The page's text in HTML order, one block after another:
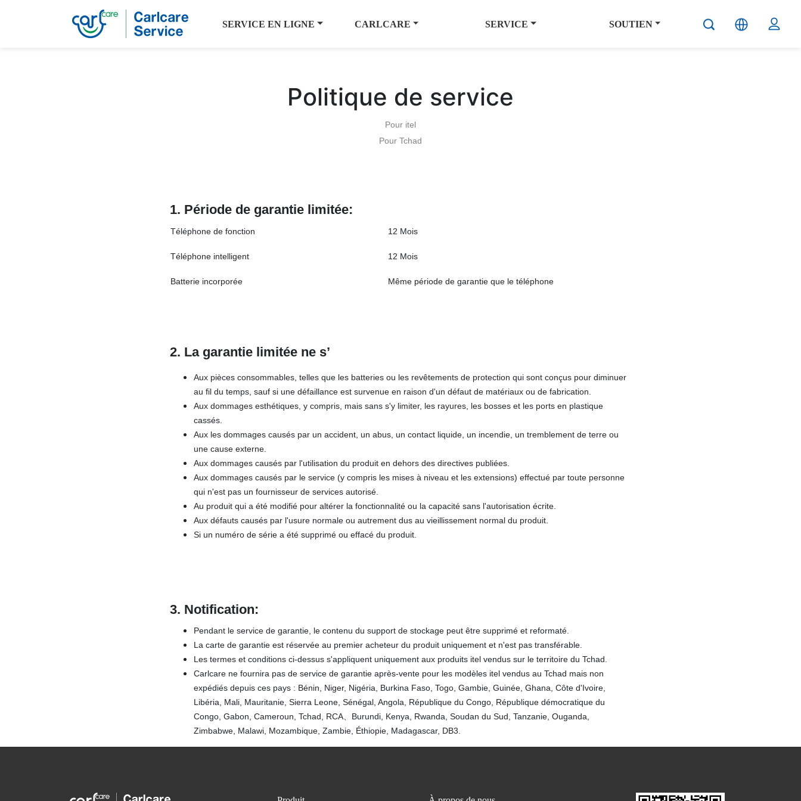
SERVICE EN LIGNE CARLCARE SERVICE SOUTIEN
Politique de service
Pour itel
Pour Tchad
1. Période de garantie limitée:
Téléphone de fonction 12 Mois
Téléphone intelligent 12 Mois
Batterie incorporée Même période de garantie que le téléphone
2. La garantie limitée ne s’
Aux pièces consommables, telles que les batteries ou les revêtements de protection qui sont conçus pour diminuer
au fil du temps, sauf si une défaillance est survenue en raison d'un défaut de matériaux ou de fabrication.
Aux dommages esthétiques, y compris, mais sans s'y limiter, les rayures, les bosses et les ports en plastique
cassés.
Aux les dommages causés par un accident, un abus, un contact liquide, un incendie, un tremblement de terre ou
une cause externe.
Aux dommages causés par l'utilisation du produit en dehors des directives publiées.
Aux dommages causés par le service (y compris les mises à niveau et les extensions) effectué par toute personne
qui n'est pas un fournisseur de services autorisé.
Au produit qui a été modifié pour altérer la fonctionnalité ou la capacité sans l'autorisation écrite.
Aux défauts causés par l'usure normale ou autrement dus au vieillissement normal du produit.
Si un numéro de série a été supprimé ou effacé du produit.
3. Notification:
Pendant le service de garantie, le contenu du support de stockage peut être supprimé et reformaté.
La carte de garantie est réservée au premier acheteur du produit uniquement et n'est pas transférable.
Les termes et conditions ci-dessus s'appliquent uniquement aux produits itel vendus sur le territoire du Tchad.
Carlcare ne fournira pas de service de garantie après-vente pour les modèles itel vendus au Tchad mais non
expédiés depuis ces pays : Bénin, Niger, Nigéria, Burkina Faso, Togo, Gambie, Guinée, Ghana, Côte d'Ivoire,
Libéria, Mali, Mauritanie, Sierra Leone, Sénégal, Angola, République du Congo, République démocratique du
Congo, Gabon, Cameroun, Tchad, RCA、Burundi, Kenya, Rwanda, Soudan du Sud, Tanzanie, Ouganda,
Zimbabwe, Malawi, Mozambique, Zambie, Éthiopie, Madagascar, DB3.